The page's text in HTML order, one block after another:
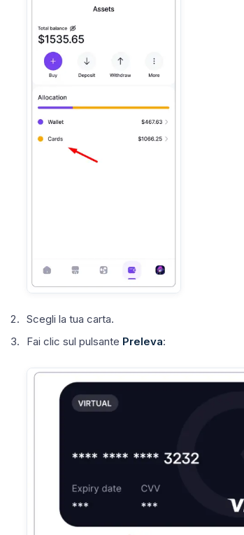
Scegli la tua carta.
Fai clic sul pulsante Preleva: